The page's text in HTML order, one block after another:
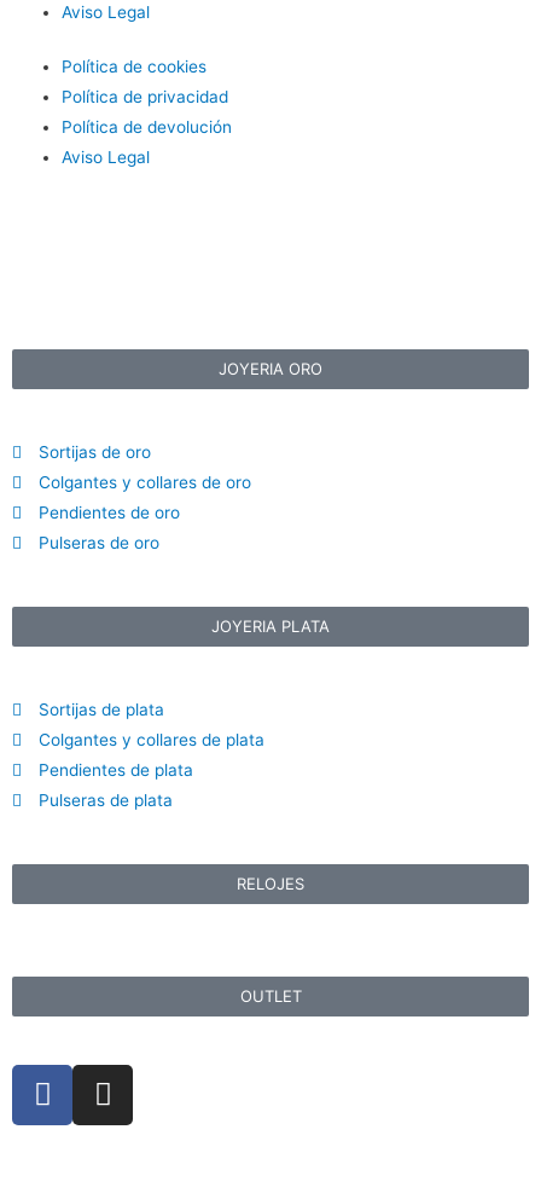
Aviso Legal
Política de cookies
Política de privacidad
Política de devolución
Aviso Legal
JOYERIA ORO
Sortijas de oro
Colgantes y collares de oro
Pendientes de oro
Pulseras de oro
JOYERIA PLATA
Sortijas de plata
Colgantes y collares de plata
Pendientes de plata
Pulseras de plata
RELOJES
OUTLET
F
a
I
n